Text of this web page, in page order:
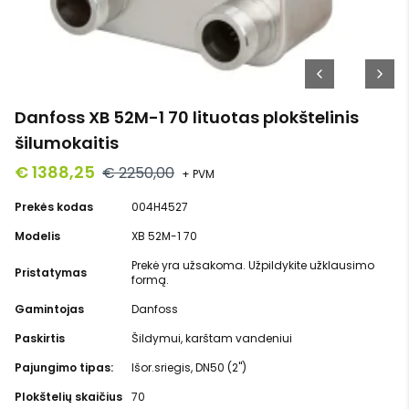
Danfoss XB 52M-1 70 lituotas plokštelinis
šilumokaitis
€ 1388,25 € 2250,00 + PVM
Prekės kodas
004H4527
Modelis
XB 52M-1 70
Pristatymas
Prekė yra užsakoma. Užpildykite užklausimo
formą.
Gamintojas
Danfoss
Paskirtis
Šildymui, karštam vandeniui
Pajungimo tipas:
Išor.sriegis, DN50 (2")
Plokštelių skaičius 70